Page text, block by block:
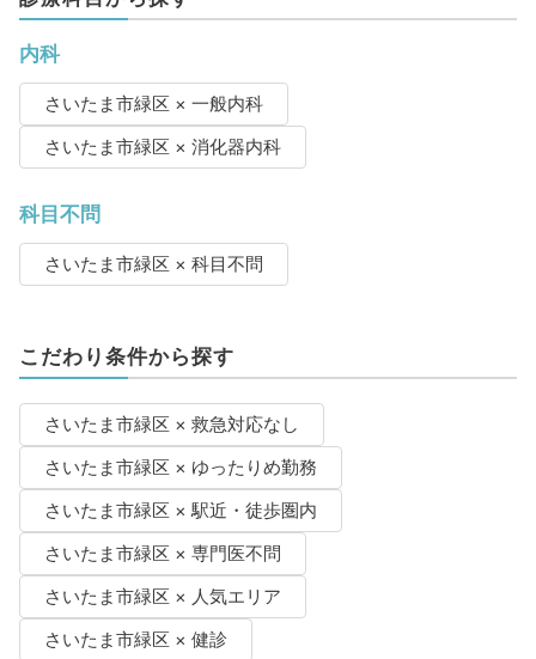
内科
さいたま市緑区 × 一般内科
さいたま市緑区 × 消化器内科
科目不問
さいたま市緑区 × 科目不問
こだわり条件から探す
さいたま市緑区 × 救急対応なし
さいたま市緑区 × ゆったりめ勤務
さいたま市緑区 × 駅近・徒歩圏内
さいたま市緑区 × 専門医不問
さいたま市緑区 × 人気エリア
さいたま市緑区 × 健診